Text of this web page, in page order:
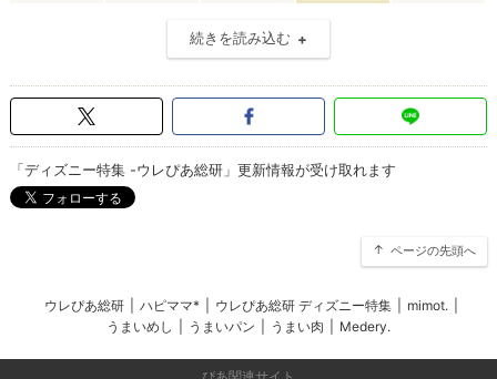
続きを読み込む
「ディズニー特集 -ウレぴあ総研」更新情報が受け取れます
ページの先頭へ
ウレぴあ総研 ハピママ* ウレぴあ総研 ディズニー特集 mimot.
うまいめし
うまいパン うまい肉 Medery.